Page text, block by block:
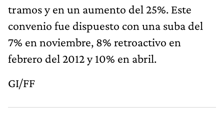
tramos y en un aumento del 25%. Este
convenio fue dispuesto con una suba del
7% en noviembre, 8% retroactivo en
febrero del 2012 y 10% en abril.
GI/FF